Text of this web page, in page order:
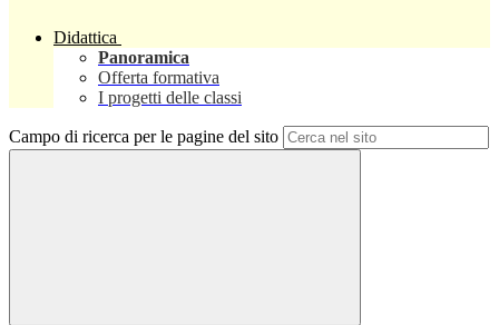
Didattica
Panoramica
Offerta formativa
I progetti delle classi
Campo di ricerca per le pagine del sito